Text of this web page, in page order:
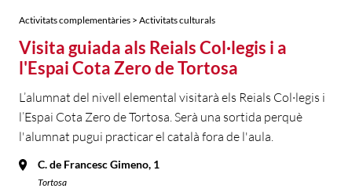
Activitats complementàries > Activitats culturals
Visita guiada als Reials Col·legis i a
l'Espai Cota Zero de Tortosa
L’alumnat del nivell elemental visitarà els Reials Col·legis i
l’Espai Cota Zero de Tortosa. Serà una sortida perquè
l'alumnat pugui practicar el català fora de l'aula.
C. de Francesc Gimeno, 1
Tortosa